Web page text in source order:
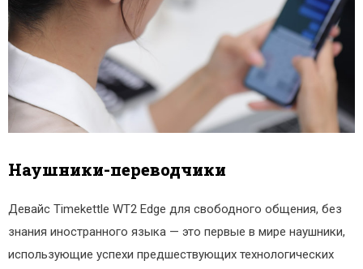
Наушники-переводчики
Девайс Timekettle WT2 Edge для свободного общения, без
знания иностранного языка — это первые в мире наушники,
использующие успехи предшествующих технологических